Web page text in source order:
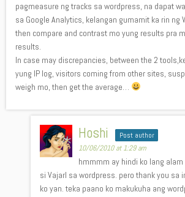
pagmeasure ng tracks sa wordpress, na dapat
sa Google Analytics, kelangan gumamit ka rin ng
then compare and contrast mo yung results pra
results.
In case may discrepancies, between the 2
yung IP log, visitors coming from other sites,
weigh mo, then get the average…
Hoshi Post author
10/06/2010 at 1:29 am
hmmmm ay hindi ko lang
si Vajarl sa wordpress. pero thank you sa
ko yan. teka paano ko makukuha ang